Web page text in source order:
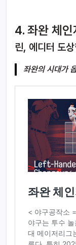
4. 좌완 체
린, 에디터 도
좌완의 시대가